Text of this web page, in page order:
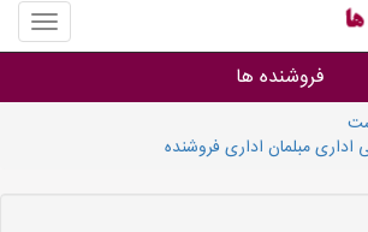
منوی
سایت
اداری
فروشنده ها
گروه ها
اداری مبلمان اداری فروشنده